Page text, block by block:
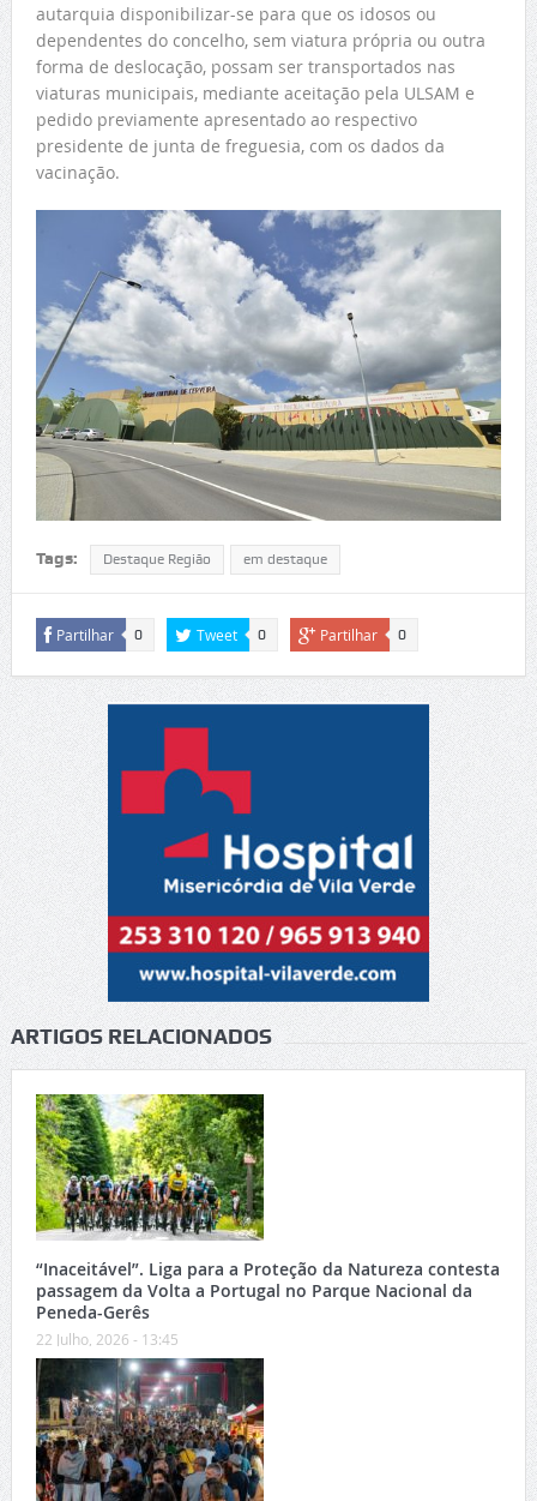
autarquia disponibilizar-se para que os idosos ou
dependentes do concelho, sem viatura própria ou outra
forma de deslocação, possam ser transportados nas
viaturas municipais, mediante aceitação pela ULSAM e
pedido previamente apresentado ao respectivo
presidente de junta de freguesia, com os dados da
vacinação.
Tags: Destaque Região em destaque
Partilhar 0 Tweet 0 Partilhar 0
ARTIGOS RELACIONADOS
“Inaceitável”. Liga para a Proteção da Natureza contesta
passagem da Volta a Portugal no Parque Nacional da
Peneda-Gerês
22 Julho, 2026 - 13:45